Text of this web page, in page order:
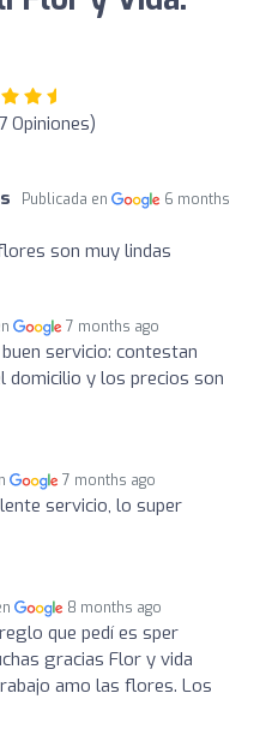
Opiniones)
Publicada en
6 months
son muy lindas
7 months ago
servicio: contestan
domicilio y los precios son
7 months ago
servicio, lo super
8 months ago
que pedí es sper
gracias Flor y vida
amo las flores. Los